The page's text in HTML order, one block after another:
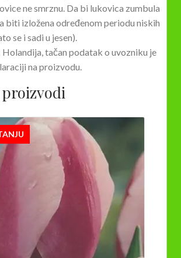
ne smrznu. Da bi lukovica zumbula
biti izložena određenom periodu niskih
se i sadi u jesen).
tačan podatak o uvozniku je
na proizvodu.